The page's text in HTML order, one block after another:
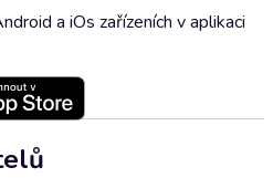
a iOs zařízeních v aplikaci